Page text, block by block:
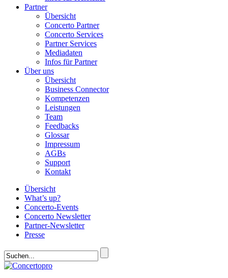
Partner
Übersicht
Concerto Partner
Concerto Services
Partner Services
Mediadaten
Infos für Partner
Über uns
Übersicht
Business Connector
Kompetenzen
Leistungen
Team
Feedbacks
Glossar
Impressum
AGBs
Support
Kontakt
Übersicht
What’s up?
Concerto-Events
Concerto Newsletter
Partner-Newsletter
Presse